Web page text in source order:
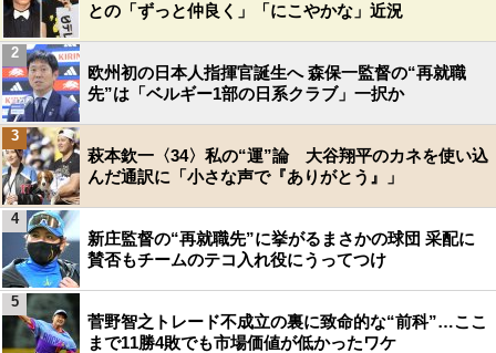
との「ずっと仲良く」「にこやかな」近況
欧州初の日本人指揮官誕生へ 森保一監督の“再就職
先”は「ベルギー1部の日系クラブ」一択か
2
萩本欽一〈34〉私の“運”論 大谷翔平のカネを使い込
んだ通訳に「小さな声で『ありがとう』」
3
新庄監督の“再就職先”に挙がるまさかの球団 采配に
賛否もチームのテコ入れ役にうってつけ
4
菅野智之トレード不成立の裏に致命的な“前科”…ここ
まで11勝4敗でも市場価値が低かったワケ
5